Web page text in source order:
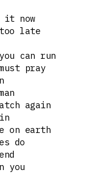
it now
late
can run
pray
again
on earth
do
you